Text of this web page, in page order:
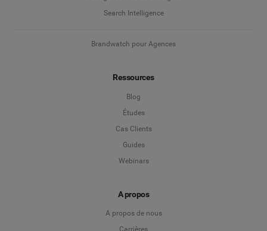
Search Intelligence
Brandwatch pour Agences
Ressources
Blog
Études
Cas Clients
Guides
Webinars
A propos
A propos de nous